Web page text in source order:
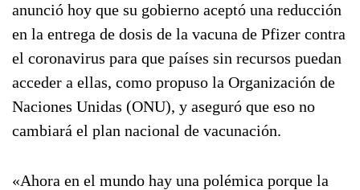
anunció hoy que su gobierno aceptó una reducción
en la entrega de dosis de la vacuna de Pfizer contra
el coronavirus para que países sin recursos puedan
acceder a ellas, como propuso la Organización de
Naciones Unidas (ONU), y aseguró que eso no
cambiará el plan nacional de vacunación.
«Ahora en el mundo hay una polémica porque la